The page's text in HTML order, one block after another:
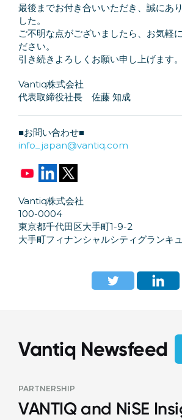
最後までお付き合いいただき、誠にあ
した。
ご不明な点がございましたら、お気軽
ださい。
引き続きよろしくお願い申し上げます。
Vantiq株式会社
代表取締役社長 佐藤 知成
■お問い合わせ■
info_japan@vantiq.com
Vantiq株式会社
100-0004
東京都千代田区大手町1-9-2
大手町フィナンシャルシティグランキ
Vantiq Newsfeed
PARTNERSHIP
VANTIQ and NiSE